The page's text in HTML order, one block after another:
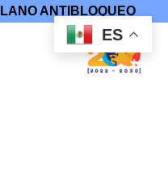
ANTIBLOQUEO
ES